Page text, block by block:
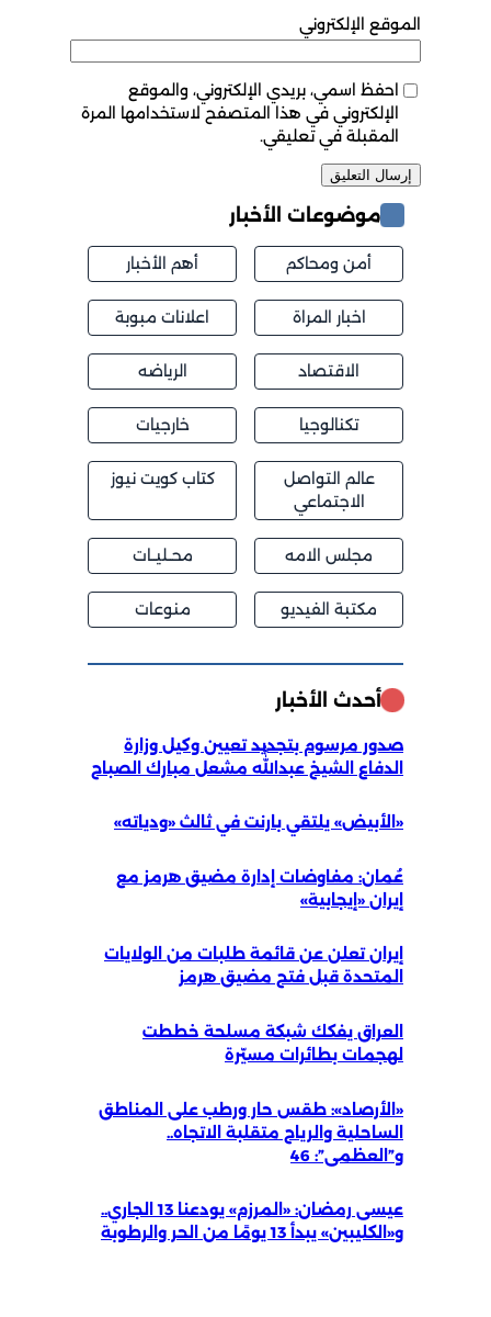
الموقع الإلكتروني
احفظ اسمي، بريدي الإلكتروني، والموقع
الإلكتروني في هذا المتصفح لاستخدامها المرة
المقبلة في تعليقي.
موضوعات الأخبار
أمن ومحاكم أهم الأخبار
اخبار المراة اعلانات مبوبة
الاقتصاد الرياضه
تكنالوجيا خارجيات
عالم التواصل
الاجتماعي
كتاب كويت نيوز
مجلس الامه محــليــات
مكتبة الفيديو منوعات
أحدث الأخبار
صدور مرسوم بتجديد تعيين وكيل وزارة
الدفاع الشيخ عبداللّٰه مشعل مبارك الصباح
«الأبيض» يلتقي بارنت في ثالث «ودياته»
عُمان: مفاوضات إدارة مضيق هرمز مع
إيران «إيجابية»
إيران تعلن عن قائمة طلبات من الولايات
المتحدة قبل فتح مضيق هرمز
العراق يفكك شبكة مسلحة خططت
لهجمات بطائرات مسيّرة
«الأرصاد»: طقس حار ورطب على المناطق
الساحلية والرياح متقلبة الاتجاه..
و”العظمى”: 46
عيسى رمضان: «المرزم» يودعنا 13 الجاري..
و«الكليبين» يبدأ 13 يومًا من الحر والرطوبة